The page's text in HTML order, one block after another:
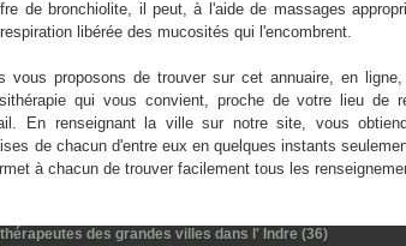
de bronchiolite, il peut, à l'aide de massages
libérée des mucosités qui l'encombrent.
vous proposons de trouver sur cet annuaire, en
qui vous convient, proche de votre lieu de
En renseignant la ville sur notre site, vous
de chacun d'entre eux en quelques instants
à chacun de trouver facilement tous les
des grandes villes dans l' Indre (36)